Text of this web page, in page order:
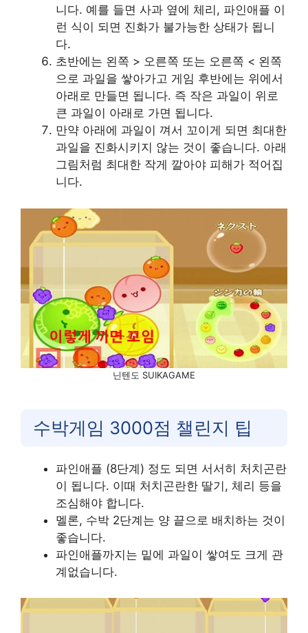
니다. 예를 들면 사과 옆에 체리, 파인애플 이
런 식이 되면 진화가 불가능한 상태가 됩니
다.
초반에는 왼쪽 > 오른쪽 또는 오른쪽 < 왼쪽
으로 과일을 쌓아가고 게임 후반에는 위에서
아래로 만들면 됩니다. 즉 작은 과일이 위로
큰 과일이 아래로 가면 됩니다.
만약 아래에 과일이 껴서 꼬이게 되면 최대한
과일을 진화시키지 않는 것이 좋습니다. 아래
그림처럼 최대한 작게 깔아야 피해가 적어집
니다.
닌텐도 SUIKAGAME
수박게임 3000점 챌린지 팁
파인애플 (8단계) 정도 되면 서서히 처치곤란
이 됩니다. 이때 처치곤란한 딸기, 체리 등을
조심해야 합니다.
멜론, 수박 2단계는 양 끝으로 배치하는 것이
좋습니다.
파인애플까지는 밑에 과일이 쌓여도 크게 관
계없습니다.